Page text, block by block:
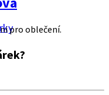
pro oblečení.